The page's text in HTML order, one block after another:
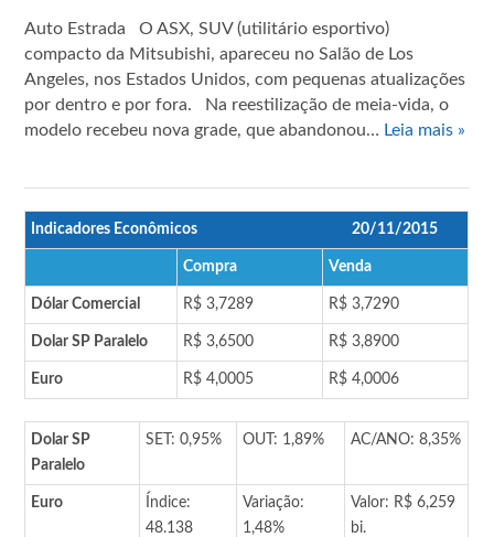
Auto Estrada O ASX, SUV (utilitário esportivo)
compacto da Mitsubishi, apareceu no Salão de Los
Angeles, nos Estados Unidos, com pequenas atualizações
por dentro e por fora. Na reestilização de meia-vida, o
modelo recebeu nova grade, que abandonou… Leia mais »
Indicadores Econômicos 20/11/2015
Compra Venda
Dólar Comercial R$ 3,7289 R$ 3,7290
Dolar SP Paralelo R$ 3,6500 R$ 3,8900
Euro R$ 4,0005 R$ 4,0006
Dolar SP
Paralelo
SET: 0,95% OUT: 1,89% AC/ANO: 8,35%
Euro
Índice:
48.138
Variação:
1,48%
Valor: R$ 6,259
bi.